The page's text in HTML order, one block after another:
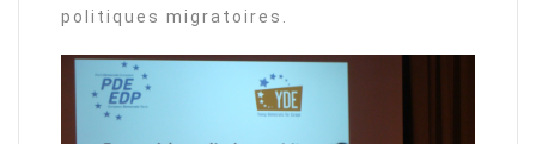
politiques migratoires.